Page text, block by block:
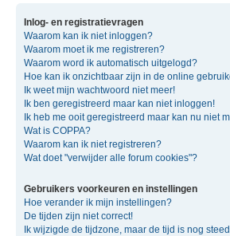
Inlog- en registratievragen
Waarom kan ik niet inloggen?
Waarom moet ik me registreren?
Waarom word ik automatisch uitgelogd?
Hoe kan ik onzichtbaar zijn in de online
Ik weet mijn wachtwoord niet meer!
Ik ben geregistreerd maar kan niet inloggen!
Ik heb me ooit geregistreerd maar kan nu niet
Wat is COPPA?
Waarom kan ik niet registreren?
Wat doet "verwijder alle forum cookies"?
Gebruikers voorkeuren en instellingen
Hoe verander ik mijn instellingen?
De tijden zijn niet correct!
Ik wijzigde de tijdzone, maar de tijd is nog